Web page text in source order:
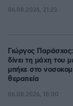
06.08.2026, 21:23
Γιώργος
δίνει τη μάχη του
μπήκε στο
θεραπεία
06.08.2026, 18:00